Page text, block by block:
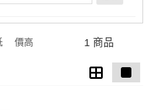
價高 1 商品